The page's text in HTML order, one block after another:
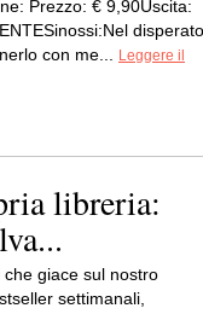
Prezzo: € 9,90Uscita:
disperato
con me... Leggere il
libreria:
giace sul nostro
settimanali,